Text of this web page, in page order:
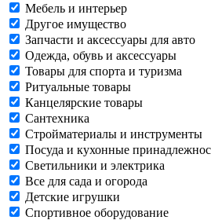
Мебель и интерьер
Другое имущество
Запчасти и аксессуары для авто
Одежда, обувь и аксессуары
Товары для спорта и туризма
Ритуальные товары
Канцелярские товары
Сантехника
Стройматериалы и инструменты
Посуда и кухонные
Светильники и электрика
Все для сада и огорода
Детские игрушки
Спортивное оборудование